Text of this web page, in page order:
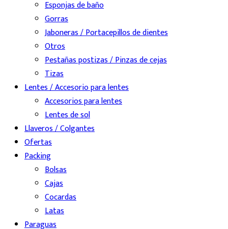
Esponjas de baño
Gorras
Jaboneras / Portacepillos de dientes
Otros
Pestañas postizas / Pinzas de cejas
Tizas
Lentes / Accesorio para lentes
Accesorios para lentes
Lentes de sol
Llaveros / Colgantes
Ofertas
Packing
Bolsas
Cajas
Cocardas
Latas
Paraguas